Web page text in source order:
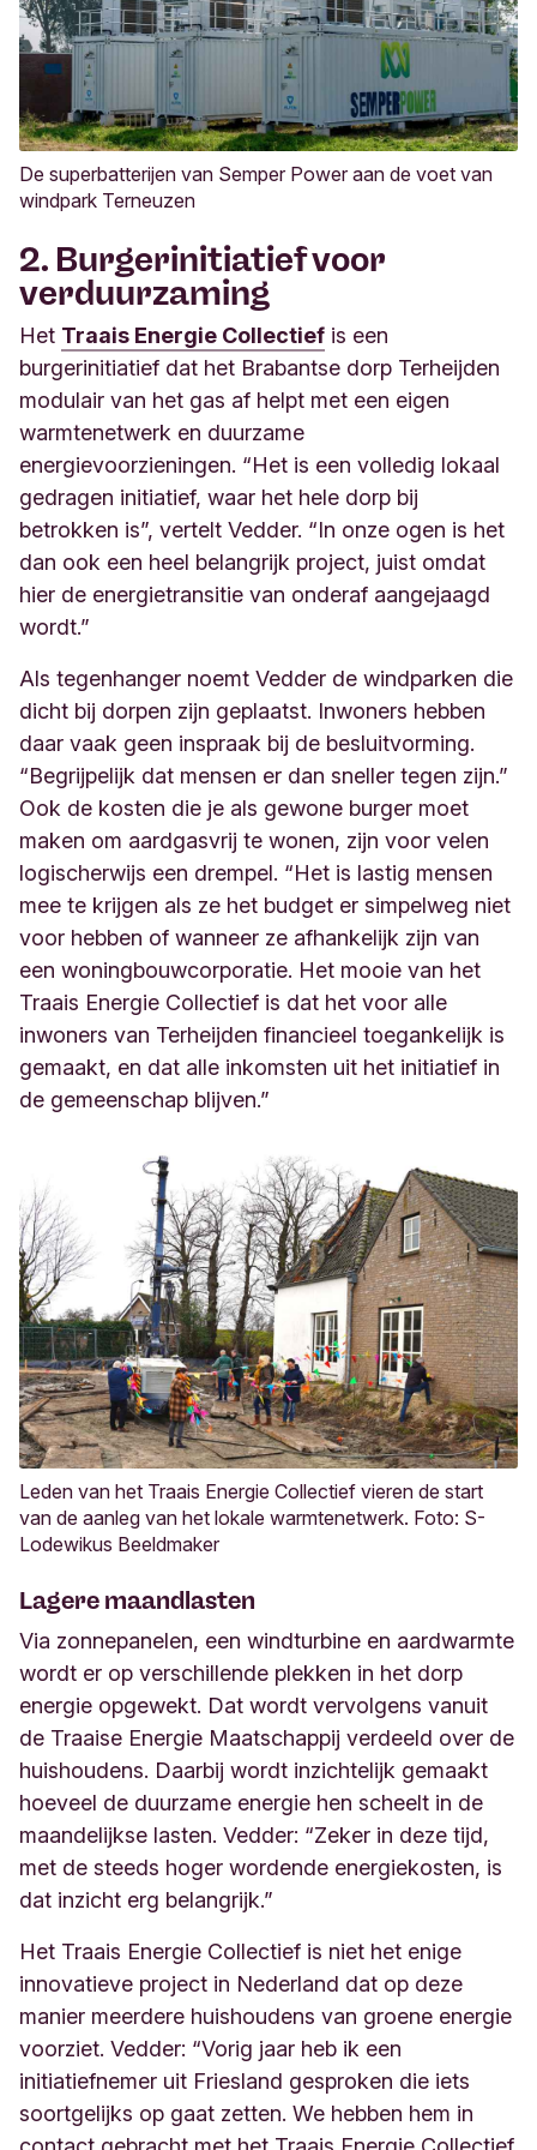
De superbatterijen van Semper Power aan de voet van
windpark Terneuzen
2. Burgerinitiatief voor
verduurzaming
Het Traais Energie Collectief is een
burgerinitiatief dat het Brabantse dorp Terheijden
modulair van het gas af helpt met een eigen
warmtenetwerk en duurzame
energievoorzieningen. “Het is een volledig lokaal
gedragen initiatief, waar het hele dorp bij
betrokken is”, vertelt Vedder. “In onze ogen is het
dan ook een heel belangrijk project, juist omdat
hier de energietransitie van onderaf aangejaagd
wordt.”
Als tegenhanger noemt Vedder de windparken die
dicht bij dorpen zijn geplaatst. Inwoners hebben
daar vaak geen inspraak bij de besluitvorming.
“Begrijpelijk dat mensen er dan sneller tegen zijn.”
Ook de kosten die je als gewone burger moet
maken om aardgasvrij te wonen, zijn voor velen
logischerwijs een drempel. “Het is lastig mensen
mee te krijgen als ze het budget er simpelweg niet
voor hebben of wanneer ze afhankelijk zijn van
een woningbouwcorporatie. Het mooie van het
Traais Energie Collectief is dat het voor alle
inwoners van Terheijden financieel toegankelijk is
gemaakt, en dat alle inkomsten uit het initiatief in
de gemeenschap blijven.”
Leden van het Traais Energie Collectief vieren de start
van de aanleg van het lokale warmtenetwerk. Foto: S-
Lodewikus Beeldmaker
Lagere maandlasten
Via zonnepanelen, een windturbine en aardwarmte
wordt er op verschillende plekken in het dorp
energie opgewekt. Dat wordt vervolgens vanuit
de Traaise Energie Maatschappij verdeeld over de
huishoudens. Daarbij wordt inzichtelijk gemaakt
hoeveel de duurzame energie hen scheelt in de
maandelijkse lasten. Vedder: “Zeker in deze tijd,
met de steeds hoger wordende energiekosten, is
dat inzicht erg belangrijk.”
Het Traais Energie Collectief is niet het enige
innovatieve project in Nederland dat op deze
manier meerdere huishoudens van groene energie
voorziet. Vedder: “Vorig jaar heb ik een
initiatiefnemer uit Friesland gesproken die iets
soortgelijks op gaat zetten. We hebben hem in